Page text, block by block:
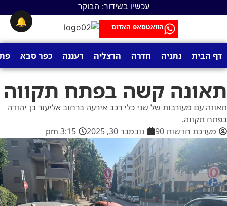
עכשיו בשידור: הבוקר
הוואטסאפ האדום
דף הבית נתניה חדרה הרצליה רעננה כפר סבא
תאונה קשה בפתח תקווה
תאונה עם מעורבות של שני כלי רכב אירעה ברחוב אליעזר בן יהודה
בפתח תקווה.
מערכת חדשות 90
נובמבר 30, 2025 3:15 pm
🔔